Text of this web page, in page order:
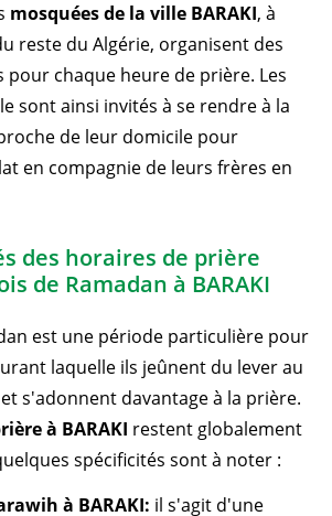
mosquées de la ville BARAKI, à
reste du Algérie, organisent des
pour chaque heure de prière. Les
sont ainsi invités à se rendre à la
de leur domicile pour
en compagnie de leurs frères en
des horaires de prière
de Ramadan à BARAKI
est une période particulière pour
laquelle ils jeûnent du lever au
s'adonnent davantage à la prière.
à BARAKI restent globalement
spécificités sont à noter :
à BARAKI: il s'agit d'une